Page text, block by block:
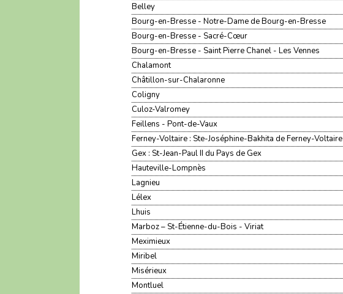
Belley
Bourg-en-Bresse - Notre-Dame de Bourg-en-Bresse
Bourg-en-Bresse - Sacré-Cœur
Bourg-en-Bresse - Saint Pierre Chanel - Les Vennes
Chalamont
Châtillon-sur-Chalaronne
Coligny
Culoz-Valromey
Feillens - Pont-de-Vaux
Ferney-Voltaire : Ste-Joséphine-Bakhita de Ferney-Voltaire
Gex : St-Jean-Paul II du Pays de Gex
Hauteville-Lompnès
Lagnieu
Lélex
Lhuis
Marboz – St-Étienne-du-Bois - Viriat
Meximieux
Miribel
Misérieux
Montluel